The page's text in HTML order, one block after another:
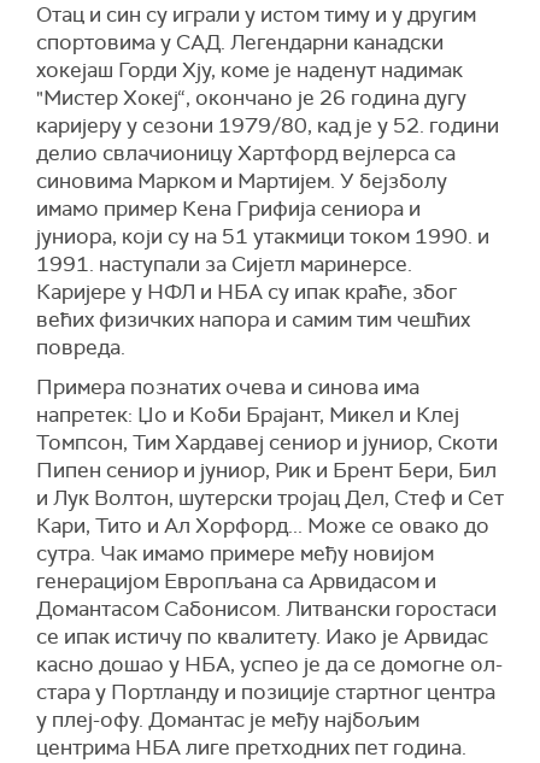
Отац и син су играли у истом тиму и у другим
спортовима у САД. Легендарни канадски
хокејаш Горди Хју, коме је наденут надимак
"Мистер Хокеј“, окончано је 26 година дугу
каријеру у сезони 1979/80, кад је у 52. години
делио свлачионицу Хартфорд вејлерса са
синовима Марком и Мартијем. У бејзболу
имамо пример Кена Грифија сениора и
јуниора, који су на 51 утакмици током 1990. и
1991. наступали за Сијетл маринерсе.
Каријере у НФЛ и НБА су ипак краће, због
већих физичких напора и самим тим чешћих
повреда.
Примера познатих очева и синова има
напретек: Џо и Коби Брајант, Микел и Клеј
Томпсон, Тим Хардавеј сениор и јуниор, Скоти
Пипен сениор и јуниор, Рик и Брент Бери, Бил
и Лук Волтон, шутерски тројац Дел, Стеф и Сет
Кари, Тито и Ал Хорфорд... Може се овако до
сутра. Чак имамо примере међу новијом
генерацијом Европљана са Арвидасом и
Домантасом Сабонисом. Литвански горостаси
се ипак истичу по квалитету. Иако је Арвидас
касно дошао у НБА, успео је да се домогне ол-
стара у Портланду и позиције стартног центра
у плеј-офу. Домантас је међу најбољим
центрима НБА лиге претходних пет година.